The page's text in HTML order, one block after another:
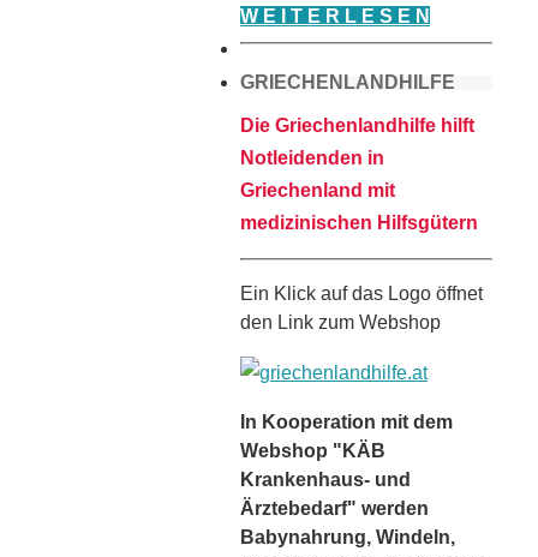
W E I T E R L E S E N
GRIECHENLANDHILFE
Die Griechenlandhilfe hilft
Notleidenden in
Griechenland mit
medizinischen Hilfsgütern
Ein Klick auf das Logo öffnet
den Link zum Webshop
In Kooperation mit dem
Webshop "KÄB
Krankenhaus- und
Ärztebedarf" werden
Babynahrung, Windeln,